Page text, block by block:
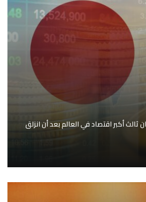
ثالث أكبر اقتصاد في العالم بعد أن انزلق